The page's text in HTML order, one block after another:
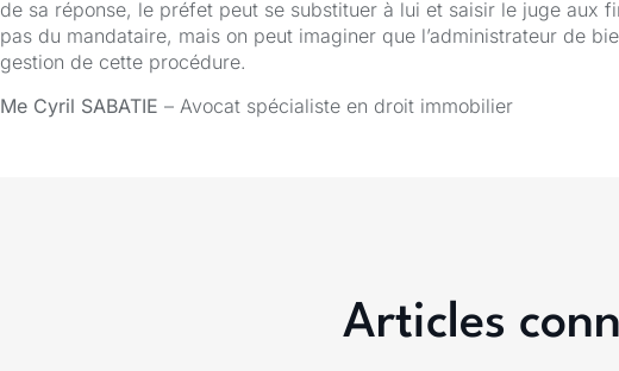
de sa réponse, le préfet peut se substituer à lui et saisir le juge aux
pas du mandataire, mais on peut imaginer que l’administrateur de
gestion de cette procédure.
Me Cyril SABATIE – Avocat spécialiste en droit immobilier
Articles